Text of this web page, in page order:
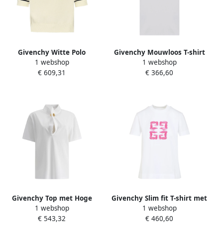
Givenchy Witte Polo
Sweater met Gestreept
Detail White Dames
1 webshop
€ 609,31
Givenchy Mouwloos T-shirt
in verschillende kleuren
White Dames
1 webshop
€ 366,60
Givenchy Top met Hoge
Hals en Strik White Dames
1 webshop
€ 543,32
Givenchy Slim fit T-shirt met
ronde hals en grafische
print White Dames
1 webshop
€ 460,60